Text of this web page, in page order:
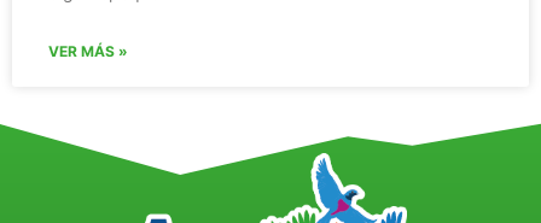
VER MÁS »